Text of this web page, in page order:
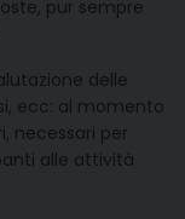
pur sempre
delle
ecc: al momento
necessari per
alle attività